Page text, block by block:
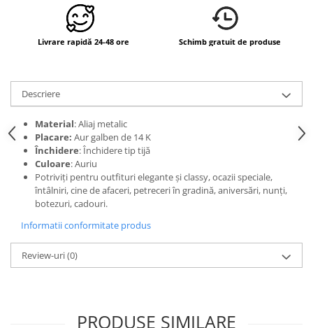
Livrare rapidă 24-48 ore Schimb gratuit de produse
Descriere
Material: Aliaj metalic
Placare: Aur galben de 14 K
Închidere: Închidere tip tijă
Culoare: Auriu
Potriviți pentru outfituri elegante și classy, ocazii speciale,
întâlniri, cine de afaceri, petreceri în gradină, aniversări, nunți,
botezuri, cadouri.
Informatii conformitate produs
Review-uri(0)
PRODUSE SIMILARE